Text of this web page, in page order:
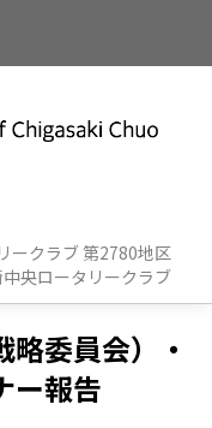
ークラブ 第2780地区
央ロータリークラブ
委員会）・
ー報告